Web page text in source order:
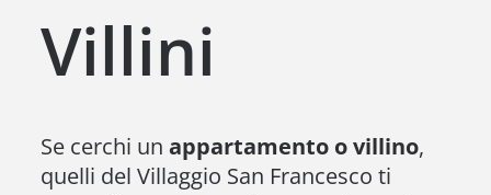
Villini
Se cerchi unappartamento o villino,
quelli del Villaggio San Francesco ti